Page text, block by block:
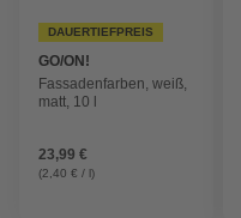
DAUERTIEFPREIS
GO/ON!
Fassadenfarben, weiß,
matt, 10 l
23,99 €
(2,40 € / l)